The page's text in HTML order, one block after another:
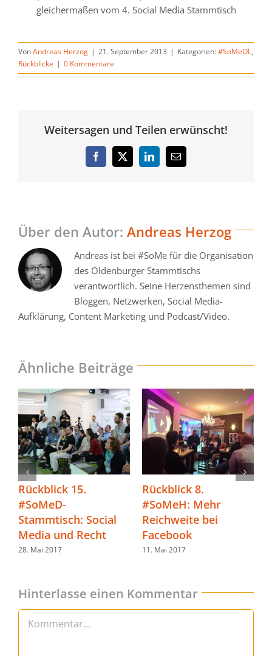
gleichermaßen vom 4. Social Media Stammtisch
VonAndreas Herzog | 21. September 2013 | Kategorien:#SoMeOL,
Rückblicke | 0 Kommentare
Weitersagen und Teilen erwünscht!
FacebookTwitterLinkedIn
E-
Mail
Über den Autor: Andreas Herzog
Andreas ist bei #SoMe für die Organisation
des Oldenburger Stammtischs
verantwortlich. Seine Herzensthemen sind
Bloggen, Netzwerken, Social Media-
Aufklärung, Content Marketing und Podcast/Video.
Ähnliche Beiträge
Rückblick 15.
#SoMeD-
Stammtisch: Social
Media und Recht
28. Mai 2017
Rückblick 8.
#SoMeH: Mehr
Reichweite bei
Facebook
11. Mai 2017
Hinterlasse einen Kommentar
Kommentar